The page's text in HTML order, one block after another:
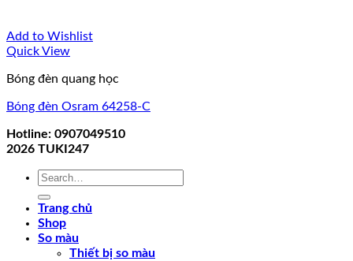
Add to Wishlist
Quick View
Bóng đèn quang học
Bóng đèn Osram 64258-C
Hotline: 0907049510
2026 TUKI247
Search
Trang chủ
Shop
So màu
Thiết bị so màu